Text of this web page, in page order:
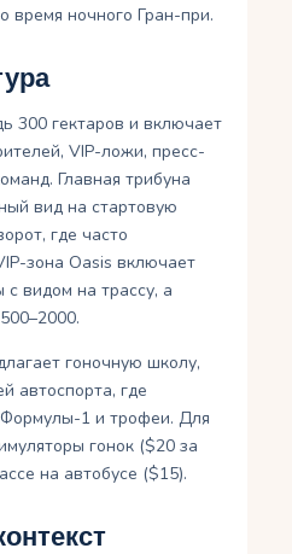
время ночного Гран-при.
300 гектаров и включает
VIP-ложи, пресс-
Главная трибуна
вид на стартовую
где часто
зона Oasis включает
видом на трассу, а
гоночную школу,
автоспорта, где
1 и трофеи. Для
гонок ($20 за
на автобусе ($15).